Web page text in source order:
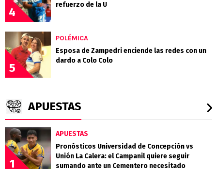
4
refuerzo de la U
5
POLÉMICA
Esposa de Zampedri enciende las redes con un
dardo a Colo Colo
APUESTAS
1
APUESTAS
Pronósticos Universidad de Concepción vs
Unión La Calera: el Campanil quiere seguir
sumando ante un Cementero necesitado